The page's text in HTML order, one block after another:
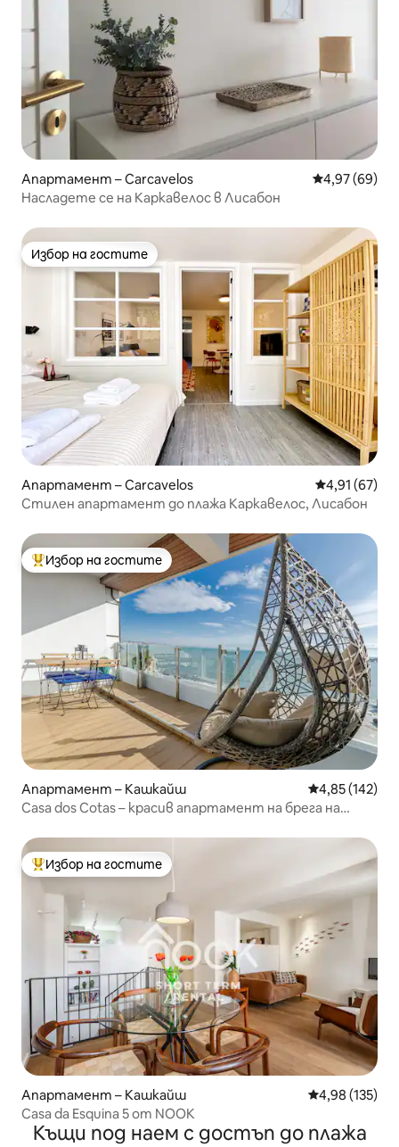
Апартамент – Carcavelos Средна
4,97 (69)
Насладете се на Каркавелос в Лисабон
Избор на гостите
Избор на гостите
Апартамент – Carcavelos Средна
4,91 (67)
Стилен апартамент до плажа Каркавелос, Лисабон
Най-популярен избор на гостите
Избор на гостите
Апартамент – Кашкайш Средна
4,85 (142)
Casa dos Cotas – красив апартамент на брега на
Най-популярен избор на гостите
Избор на гостите
Апартамент – Кашкайш Средна
4,98 (135)
Casa da Esquina 5 от NOOK
Къщи под наем с достъп до плажа